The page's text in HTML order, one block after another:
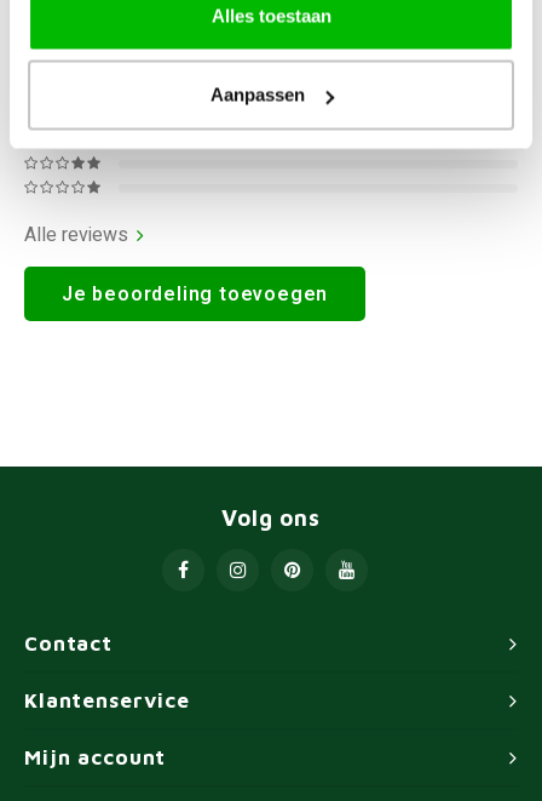
Alles toestaan
Aanpassen
Alle reviews
Je beoordeling toevoegen
Contact
Volg ons
Klantenservice
Mijn account